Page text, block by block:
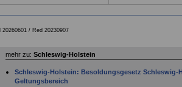
20260601 / Red 20230907
mehr zu: Schleswig-Holstein
Schleswig-Holstein: Besoldungsgesetz Schleswig-
Geltungsbereich